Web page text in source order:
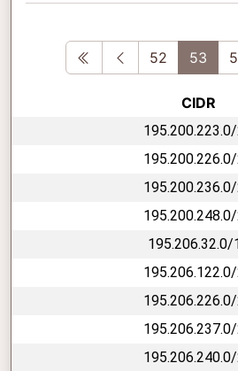
First Previous
52 53
CIDR
195.206.32.0/